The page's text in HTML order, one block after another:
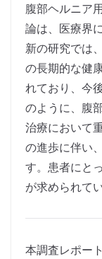
腹部ヘルニア
論は、医療界
新の研究では
の長期的な健
れており、今
のように、腹
治療において
の進歩に伴い
す。患者にと
が求められて
本調査レポー